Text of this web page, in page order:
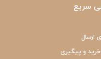
سریع
ارسال
خرید و پیگیری